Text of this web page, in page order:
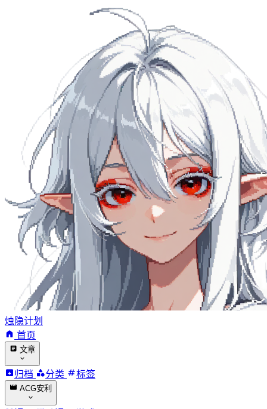
烛隐计划
首页
文章
归档 分类 标签
ACG安利